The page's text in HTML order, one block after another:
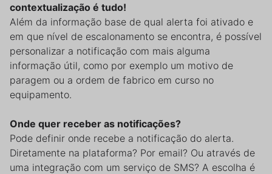
contextualização é tudo!
Além da informação base de qual alerta foi ativado e
em que nível de escalonamento se encontra, é possível
personalizar a notificação com mais alguma
informação útil, como por exemplo um motivo de
paragem ou a ordem de fabrico em curso no
equipamento.
Onde quer receber as notificações?
Pode definir onde recebe a notificação do alerta.
Diretamente na plataforma? Por email? Ou através de
uma integração com um serviço de SMS? A escolha é